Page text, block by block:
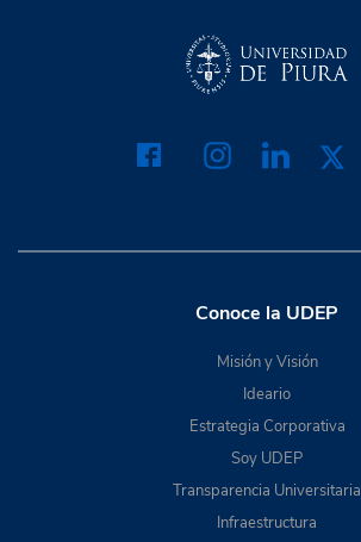
Conoce la UDEP
Misión y Visión
Ideario
Estrategia Corporativa
Soy UDEP
Transparencia Universitaria
Infraestructura